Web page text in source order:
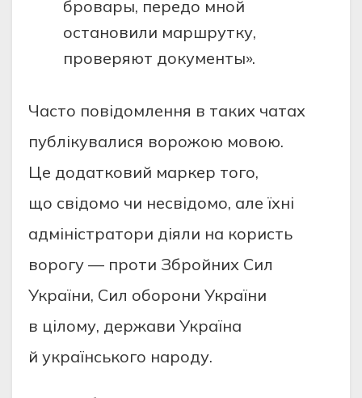
бровары, передо мной
остановили маршрутку,
проверяют документы».
Часто повідомлення в таких чатах
публікувалися ворожою мовою.
Це додатковий маркер того,
що свідомо чи несвідомо, але їхні
адміністратори діяли на користь
ворогу — проти Збройних Сил
України, Сил оборони України
в цілому, держави Україна
й українського народу.